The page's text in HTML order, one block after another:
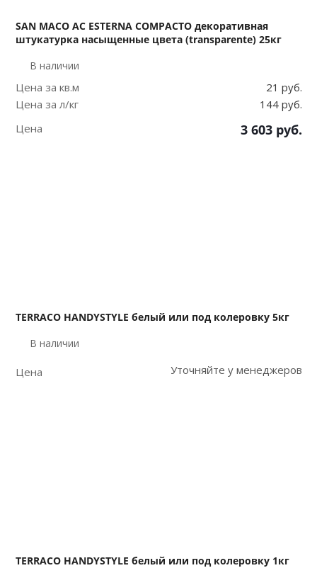
SAN MACO AC ESTERNA COMPACTO декоративная
штукатурка насыщенные цвета (transparente) 25кг
В наличии
Цена за кв.м
21 руб.
Цена за л/кг
144 руб.
Цена
3 603 руб.
TERRACO HANDYSTYLE белый или под колеровку 5кг
В наличии
Цена Уточняйте у менеджеров
TERRACO HANDYSTYLE белый или под колеровку 1кг